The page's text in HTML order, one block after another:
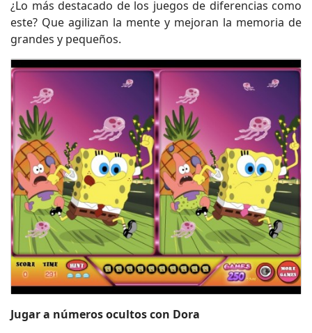
¿Lo más destacado de los juegos de diferencias como
este? Que agilizan la mente y mejoran la memoria de
grandes y pequeños.
Jugar a números ocultos con Dora